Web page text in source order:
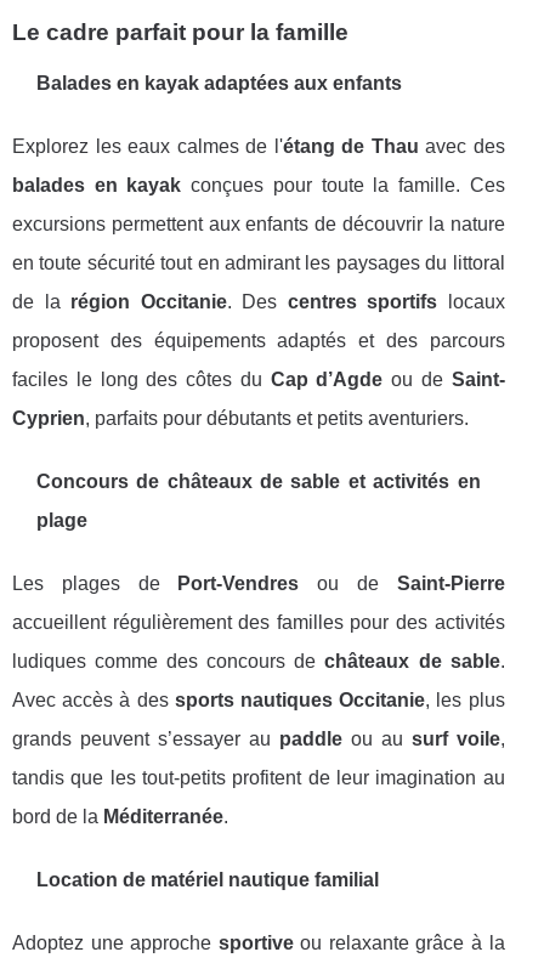
Le cadre parfait pour la famille
Balades en kayak adaptées aux enfants
Explorez les eaux calmes de l'étang de Thau avec des
balades en kayak conçues pour toute la famille. Ces
excursions permettent aux enfants de découvrir la nature
en toute sécurité tout en admirant les paysages du littoral
de la région Occitanie. Des centres sportifs locaux
proposent des équipements adaptés et des parcours
faciles le long des côtes du Cap d’Agde ou de Saint-
Cyprien, parfaits pour débutants et petits aventuriers.
Concours de châteaux de sable et activités en
plage
Les plages de Port-Vendres ou de Saint-Pierre
accueillent régulièrement des familles pour des activités
ludiques comme des concours dechâteaux de sable.
Avec accès à des sports nautiques Occitanie, les plus
grands peuvent s’essayer au paddleou au surf voile,
tandis que les tout-petits profitent de leur imagination au
bord de la Méditerranée.
Location de matériel nautique familial
Adoptez une approche sportiveou relaxante grâce à la